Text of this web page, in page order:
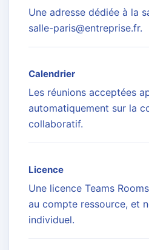
Une adresse dédiée à la
salle-paris@entreprise.fr.
Calendrier
Les réunions acceptées
automatiquement sur la
collaboratif.
Licence
Une licence Teams
au compte ressource, et
individuel.